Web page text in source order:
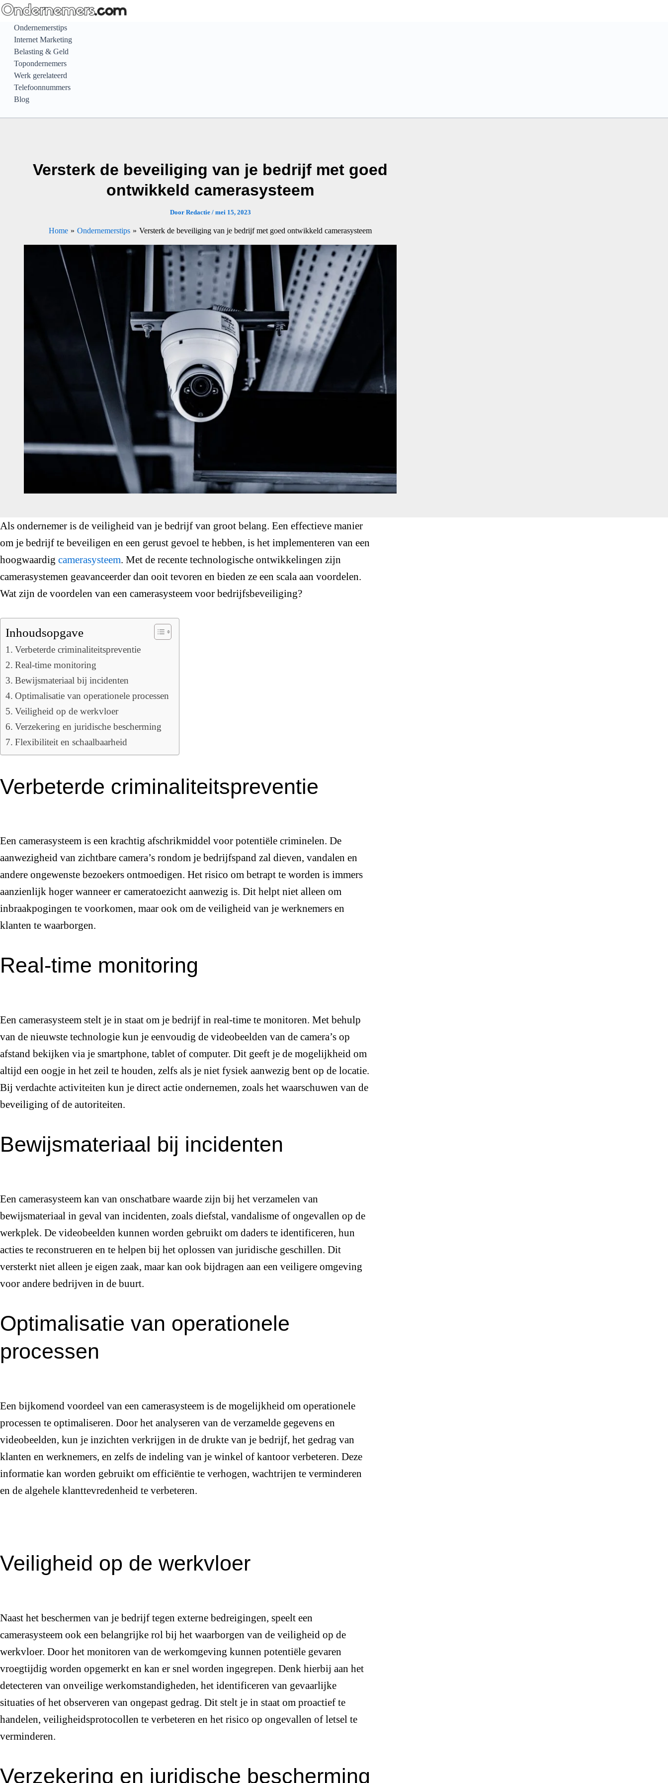
Ga
naar
inhoud
Ondernemerstips
Internet Marketing
Belasting & Geld
Topondernemers
Werk gerelateerd
Telefoonnummers
Blog
Versterk de beveiliging van je bedrijf met goed
ontwikkeld camerasysteem
Door Redactie / mei 15, 2023
Home Ondernemerstips Versterk de beveiliging van je bedrijf met goed ontwikkeld camerasysteem
Als ondernemer is de veiligheid van je bedrijf van groot belang. Een effectieve manier
om je bedrijf te beveiligen en een gerust gevoel te hebben, is het implementeren van een
hoogwaardig camerasysteem. Met de recente technologische ontwikkelingen zijn
camerasystemen geavanceerder dan ooit tevoren en bieden ze een scala aan voordelen.
Wat zijn de voordelen van een camerasysteem voor bedrijfsbeveiliging?
Inhoudsopgave
Verbeterde criminaliteitspreventie
Real-time monitoring
Bewijsmateriaal bij incidenten
Optimalisatie van operationele processen
Veiligheid op de werkvloer
Verzekering en juridische bescherming
Flexibiliteit en schaalbaarheid
Verbeterde criminaliteitspreventie
Een camerasysteem is een krachtig afschrikmiddel voor potentiële criminelen. De
aanwezigheid van zichtbare camera’s rondom je bedrijfspand zal dieven, vandalen en
andere ongewenste bezoekers ontmoedigen. Het risico om betrapt te worden is immers
aanzienlijk hoger wanneer er cameratoezicht aanwezig is. Dit helpt niet alleen om
inbraakpogingen te voorkomen, maar ook om de veiligheid van je werknemers en
klanten te waarborgen.
Real-time monitoring
Een camerasysteem stelt je in staat om je bedrijf in real-time te monitoren. Met behulp
van de nieuwste technologie kun je eenvoudig de videobeelden van de camera’s op
afstand bekijken via je smartphone, tablet of computer. Dit geeft je de mogelijkheid om
altijd een oogje in het zeil te houden, zelfs als je niet fysiek aanwezig bent op de locatie.
Bij verdachte activiteiten kun je direct actie ondernemen, zoals het waarschuwen van de
beveiliging of de autoriteiten.
Bewijsmateriaal bij incidenten
Een camerasysteem kan van onschatbare waarde zijn bij het verzamelen van
bewijsmateriaal in geval van incidenten, zoals diefstal, vandalisme of ongevallen op de
werkplek. De videobeelden kunnen worden gebruikt om daders te identificeren, hun
acties te reconstrueren en te helpen bij het oplossen van juridische geschillen. Dit
versterkt niet alleen je eigen zaak, maar kan ook bijdragen aan een veiligere omgeving
voor andere bedrijven in de buurt.
Optimalisatie van operationele
processen
Een bijkomend voordeel van een camerasysteem is de mogelijkheid om operationele
processen te optimaliseren. Door het analyseren van de verzamelde gegevens en
videobeelden, kun je inzichten verkrijgen in de drukte van je bedrijf, het gedrag van
klanten en werknemers, en zelfs de indeling van je winkel of kantoor verbeteren. Deze
informatie kan worden gebruikt om efficiëntie te verhogen, wachtrijen te verminderen
en de algehele klanttevredenheid te verbeteren.
Veiligheid op de werkvloer
Naast het beschermen van je bedrijf tegen externe bedreigingen, speelt een
camerasysteem ook een belangrijke rol bij het waarborgen van de veiligheid op de
werkvloer. Door het monitoren van de werkomgeving kunnen potentiële gevaren
vroegtijdig worden opgemerkt en kan er snel worden ingegrepen. Denk hierbij aan het
detecteren van onveilige werkomstandigheden, het identificeren van gevaarlijke
situaties of het observeren van ongepast gedrag. Dit stelt je in staat om proactief te
handelen, veiligheidsprotocollen te verbeteren en het risico op ongevallen of letsel te
verminderen.
Verzekering en juridische bescherming